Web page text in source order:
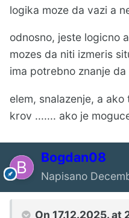
logika moze da vazi a
odnosno, jeste logicno
mozes da niti izmeris
ima potrebno znanje da
elem, snalazenje, a
krov ....... ako je
Bogdan08
Napisano
On 17.12.2025. at